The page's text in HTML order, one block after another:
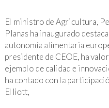
El ministro de Agricultura,
Planas ha inaugurado
autonomía alimentaria
presidente de CEOE, ha
ejemplo de calidad e
ha contado con la
Elliott,